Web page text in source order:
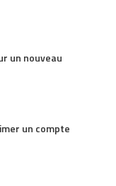
un nouveau
un compte